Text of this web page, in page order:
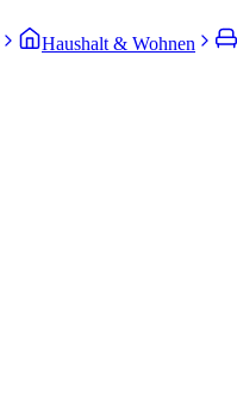
Haushalt & Wohnen